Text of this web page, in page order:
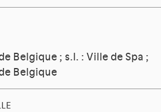
Belgique ; s.l. : Ville de Spa ;
Belgique